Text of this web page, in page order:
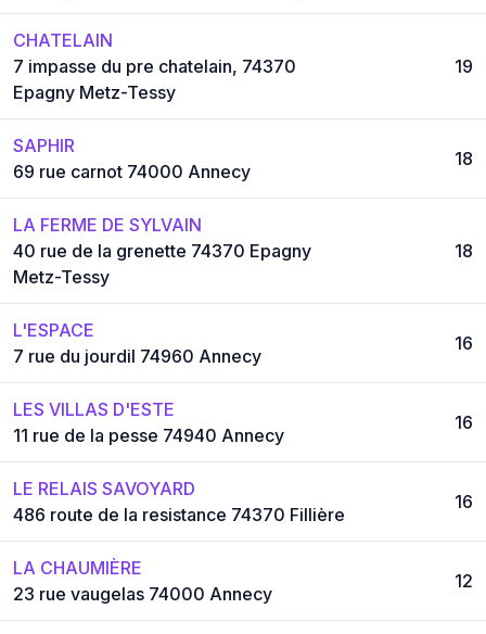
CHATELAIN
7 impasse du pre chatelain, 74370
Epagny Metz-Tessy
19
SAPHIR
69 rue carnot 74000 Annecy
18
LA FERME DE SYLVAIN
40 rue de la grenette 74370 Epagny
Metz-Tessy
18
L'ESPACE
7 rue du jourdil 74960 Annecy
16
LES VILLAS D'ESTE
11 rue de la pesse 74940 Annecy
16
LE RELAIS SAVOYARD
486 route de la resistance 74370 Fillière
16
LA CHAUMIÈRE
23 rue vaugelas 74000 Annecy
12